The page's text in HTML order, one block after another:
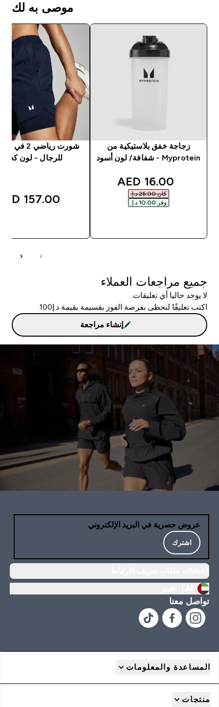
موصى به لك
زجاجة خفق بلاستيكية من
Myprotein - شفافة/ لون أسود
discounted price
16.00 AED‎
كان ‏26.00 د.إ.‏‎
وفر ‏10.00 د.إ.‏‎
للرجال - لون كحلي
157.00 AED‎
جميع مراجعات العملاء
لا يوجد حاليا أي تعليقات.
اكتب تعليقًا لتحظى بفرصة الفوز بقسيمة بقيمة د.إ100.
إنشاء مراجعة
عروض حصرية في البريد الإلكتروني
اشترك
تواصل معنا
المساعدة والمعلومات
منتجات